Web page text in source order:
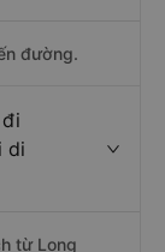
đường.
di
từ Long